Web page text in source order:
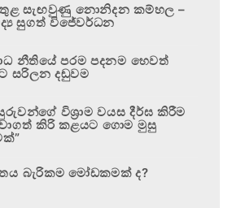
සැඟවුණු නොනිදන කම්හල –
සුගත් විජේවර්ධන
නීතියේ පරම පදනම හෙවත්
සරිලන දඬුවම
විශ්‍රාම වයස දීර්ඝ කිරීම
කිරි කළයට ගොම මුසු
බැරිකම මෝඩකමක් ද?